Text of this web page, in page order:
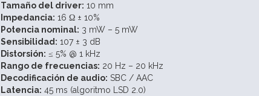
Tamaño del driver: 10 mm
Impedancia: 16 Ω ± 10%
Potencia nominal: 3 mW – 5 mW
Sensibilidad: 107 ± 3 dB
Distorsión: ≤ 5% @ 1 kHz
Rango de frecuencias: 20 Hz – 20 kHz
Decodificación de audio: SBC / AAC
Latencia: 45 ms (algoritmo LSD 2.0)